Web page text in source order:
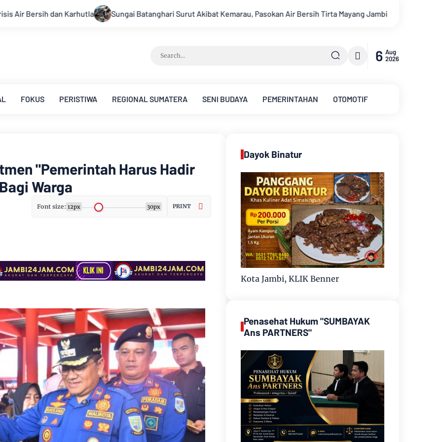
Batanghari Surut Akibat Kemarau, Pasokan Air Bersih Tirta Mayang Jambi Keruh Kajati Jambi dan Ketua Pengadilan
6 Aug
2026
FOKUS PERISTIWA REGIONAL SUMATERA SENI BUDAYA PEMERINTAHAN OTOMOTIF
"Pemerintah Harus Hadir
Warga
Font size: 12px 30px PRINT
Dayok Binatur
Kota Jambi, KLIK Benner
Penasehat Hukum "SUMBAYAK
Ans PARTNERS"